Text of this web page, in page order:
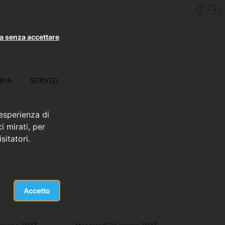
di
mirati, per
Accetto
senza accettare
SERVIZI